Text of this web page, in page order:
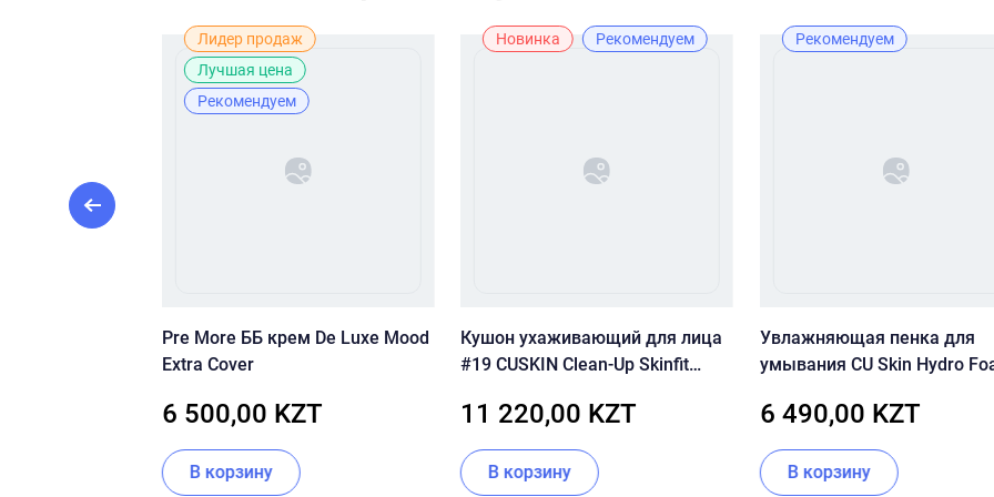
Лидер продаж
Лучшая цена
Рекомендуем
Pre More ББ крем De Luxe Mood
Extra Cover
6 500,00 KZT
В корзину
Новинка Рекомендуем
Кушон ухаживающий для лица
#19 CUSKIN Clean-Up Skinfit
15г + 15г
11 220,00 KZT
В корзину
Рекомендуем
Увлажняющая пенка для
умывания CU Skin Hydro
6 490,00 KZT
В корзину